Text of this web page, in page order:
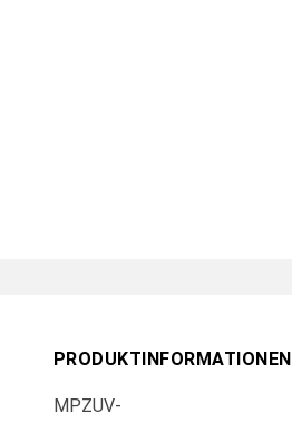
PRODUKTINFORMATIONEN
MPZUV-